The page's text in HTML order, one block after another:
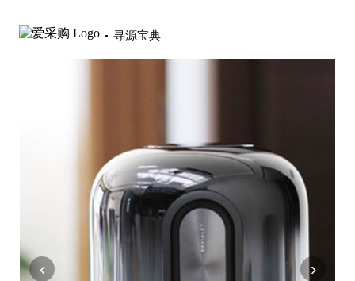
寻源宝典
‹ ›